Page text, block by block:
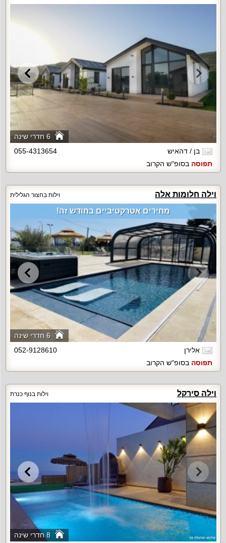
6 חדרי שינה
בן / דהאיש
055-4313654
תפוסה בסופ"ש הקרוב
וילה חלומות אלה וילות בחצור הגלילית
6 חדרי שינה
מחירים אטרקטיביים בחודש זה!
אלירן
052-9128610
תפוסה בסופ"ש הקרוב
וילה סירקל וילות בנוף כנרת
8 חדרי שינה